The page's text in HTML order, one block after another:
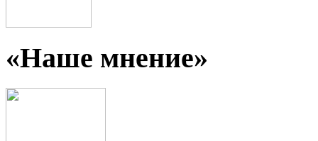
«Наше мнение»